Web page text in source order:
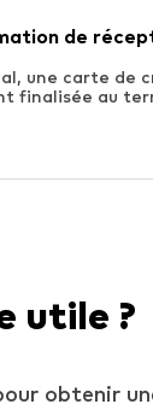
de
une carte
finalisée au
utile ?
obtenir